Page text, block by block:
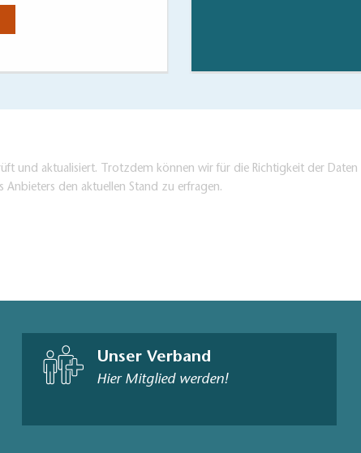
und aktualisiert. Trotzdem können wir für die Richtigkeit der
den aktuellen Stand zu erfragen.
Unser Verband
Hier Mitglied werden!